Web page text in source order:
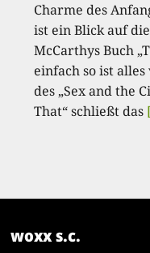
Charme des
ist ein Blick auf
McCarthys Buch
einfach so ist
des „Sex and the
That“ schließt das
woxx s.c.